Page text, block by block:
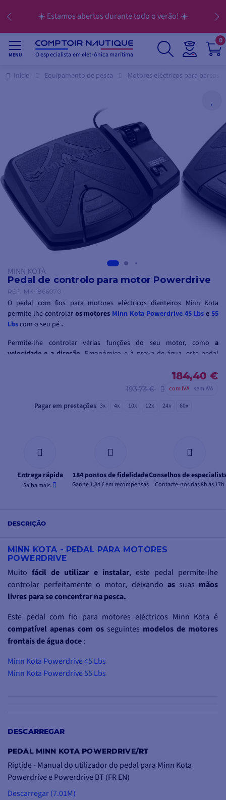
☀️ Estamos abertos durante todo o verão! ☀️
MENU O especialista em eletrónica marítima
0
Início Equipamento de pesca Motores eléctricos para barcos
MINN KOTA
Pedal de controlo para motor Powerdrive
REF. MK-1866070
O pedal com fios para motores eléctricos dianteiros Minn Kota
permite-lhe controlar os motores Minn Kota Powerdrive 45 Lbs e55
Lbscom o seu pé .
Permite-lhe controlar várias funções do seu motor, como a
velocidade e a direção. Ergonómico e à prova de água, este pedal
184,40 €
193,73 € com IVA sem IVA
Pagar em prestações 3x 4x 10x 12x 24x 60x
Entrega rápida
Saiba mais
184 pontos de fidelidade
Ganhe 1,84 € em recompensas
Conselhos de
Contacte-nos das 8h às 17h
DESCRIÇÃO
MINN KOTA - PEDAL PARA MOTORES
POWERDRIVE
Muitofácil de utilizar e instalar, este pedal permite-lhe
controlar perfeitamente o motor, deixando assuas mãos
livres para se concentrar na pesca.
Este pedal com fio para motores eléctricos Minn Kota é
compatível apenas com os seguintes modelos de motores
frontais de água doce:
Minn Kota Powerdrive 45 Lbs
Minn Kota Powerdrive 55 Lbs
Amplo e ergonómico
comfuncionamento de
calcanhar/dedo do pé
DESCARREGAR
PEDAL MINN KOTA POWERDRIVE/RT
Riptide - Manual do utilizador do pedal para Minn Kota
Powerdrive e Powerdrive BT (FR EN)
Descarregar (7.01M)